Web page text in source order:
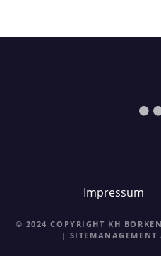
Impressum
© 2024 COPYRIGHT KH
| SITEMANAGEMENT